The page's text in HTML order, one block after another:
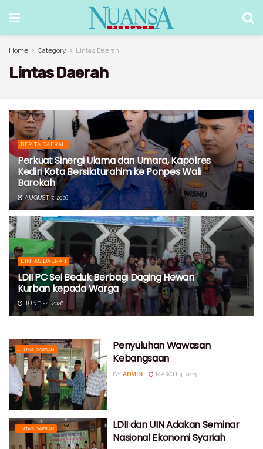
Home Category Lintas Daerah
Lintas Daerah
BERITA DAERAH
Perkuat Sinergi Ulama dan Umara, Kapolres
Kediri Kota Bersilaturahim ke Ponpes Wali
Barokah
AUGUST 7, 2026
LINTAS DAERAH
LDII PC Sei Beduk Berbagi Daging Hewan
Kurban kepada Warga
JUNE 24, 2026
LINTAS DAERAH
Penyuluhan Wawasan
Kebangsaan
BY ADMIN MARCH 4, 2015
LINTAS DAERAH
LDII dan UIN Adakan Seminar
Nasional Ekonomi Syariah